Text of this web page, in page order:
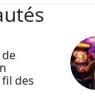
des